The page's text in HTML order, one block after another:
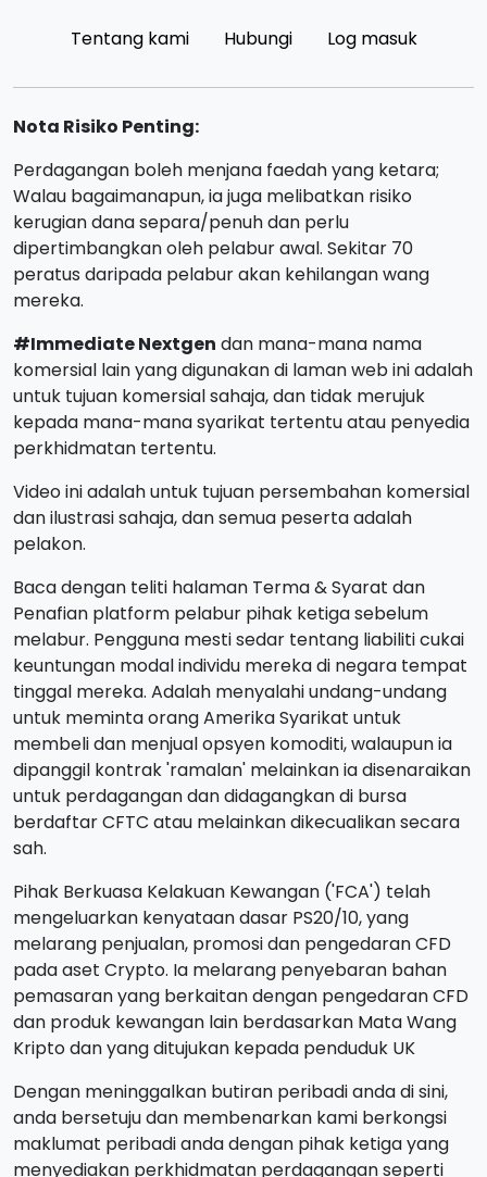
Tentang kami Hubungi Log masuk
Nota Risiko Penting:
Perdagangan boleh menjana faedah yang ketara;
Walau bagaimanapun, ia juga melibatkan risiko
kerugian dana separa/penuh dan perlu
dipertimbangkan oleh pelabur awal. Sekitar 70
peratus daripada pelabur akan kehilangan wang
mereka.
#Immediate Nextgen dan mana-mana nama
komersial lain yang digunakan di laman web ini adalah
untuk tujuan komersial sahaja, dan tidak merujuk
kepada mana-mana syarikat tertentu atau penyedia
perkhidmatan tertentu.
Video ini adalah untuk tujuan persembahan komersial
dan ilustrasi sahaja, dan semua peserta adalah
pelakon.
Baca dengan teliti halaman Terma & Syarat dan
Penafian platform pelabur pihak ketiga sebelum
melabur. Pengguna mesti sedar tentang liabiliti cukai
keuntungan modal individu mereka di negara tempat
tinggal mereka. Adalah menyalahi undang-undang
untuk meminta orang Amerika Syarikat untuk
membeli dan menjual opsyen komoditi, walaupun ia
dipanggil kontrak 'ramalan' melainkan ia disenaraikan
untuk perdagangan dan didagangkan di bursa
berdaftar CFTC atau melainkan dikecualikan secara
sah.
Pihak Berkuasa Kelakuan Kewangan ('FCA') telah
mengeluarkan kenyataan dasar PS20/10, yang
melarang penjualan, promosi dan pengedaran CFD
pada aset Crypto. Ia melarang penyebaran bahan
pemasaran yang berkaitan dengan pengedaran CFD
dan produk kewangan lain berdasarkan Mata Wang
Kripto dan yang ditujukan kepada penduduk UK
Dengan meninggalkan butiran peribadi anda di sini,
anda bersetuju dan membenarkan kami berkongsi
maklumat peribadi anda dengan pihak ketiga yang
menyediakan perkhidmatan perdagangan seperti